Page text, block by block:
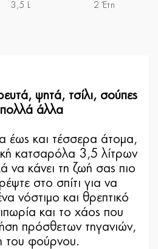
3,5 L 2 Έτη
ψητά, τσίλι, σούπες
πολλά άλλα
έως και τέσσερα άτομα,
κατσαρόλα 3,5 λίτρων
να κάνει τη ζωή σας πιο
στο σπίτι για να
νόστιμο και θρεπτικό
και το χάος που
πρόσθετων τηγανιών,
του φούρνου.